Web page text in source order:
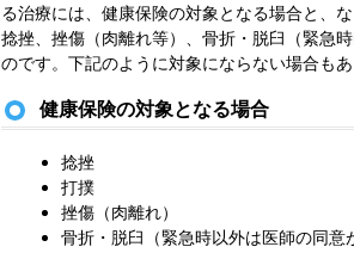
る治療には、健康保険の対象となる場合と、
捻挫、挫傷（肉離れ等）、骨折・脱臼（緊急
のです。下記のように対象にならない場合も
健康保険の対象となる場合
捻挫
打撲
挫傷（肉離れ）
骨折・脱臼（緊急時以外は医師の同意